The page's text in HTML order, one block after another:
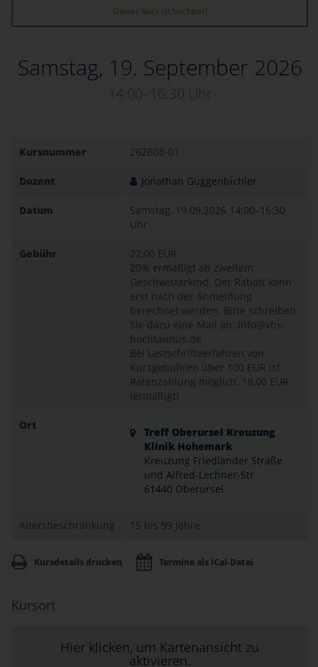
Dieser Kurs ist buchbar!
Samstag, 19. September 2026
14:00–16:30 Uhr
Kursnummer 262B08-01
Dozent Jonathan Guggenbichler
Datum Samstag, 19.09.2026 14:00–16:30
Uhr
Gebühr
22,00 EUR
20% ermäßigt ab zweitem
Geschwisterkind. Der Rabatt kann
erst nach der Anmeldung
berechnet werden. Bitte schreiben
Sie dazu eine Mail an: info@vhs-
hochtaunus.de
Bei Lastschriftverfahren von
Kursgebühren über 100 EUR ist
Ratenzahlung möglich. 18,00 EUR
(ermäßigt)
Ort
Treff Oberursel Kreuzung
Klinik Hohemark
Kreuzung Friedländer Straße
und Alfred-Lechner-Str
61440 Oberursel
Altersbeschränkung 15 bis 99 Jahre
Kursdetails drucken Termine als iCal-Datei
Kursort
Hier klicken, um Kartenansicht zu
aktivieren.